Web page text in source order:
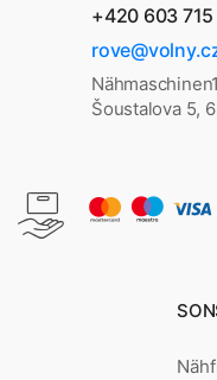
+420 603
Šoustalova 5,